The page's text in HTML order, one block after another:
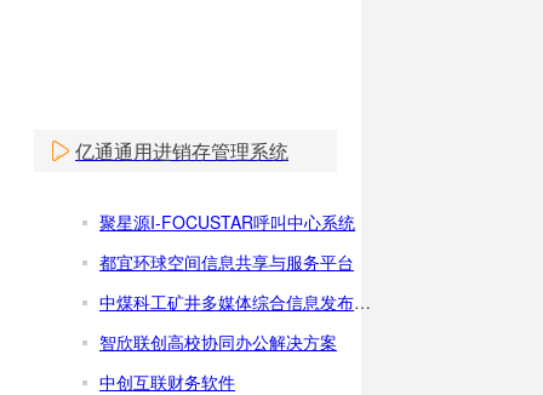
亿通通用进销存管理系统
聚星源I-FOCUSTAR呼叫中心系统
都宜环球空间信息共享与服务平台
中煤科工矿井多媒体综合信息发布系统
智欣联创高校协同办公解决方案
中创互联财务软件